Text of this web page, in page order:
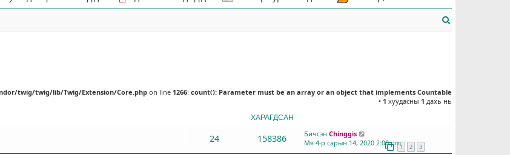
twig/twig/lib/Twig/Extension/Core.php on line 1266: count(): Parameter must be an array or an object that implements Countable
• 1 хуудасны 1 дахь нь
ХАРАГДСАН
1 2 3
24 158386 Бичсэн Chinggis
Мя 4-р сарын 14, 2020 2:00 pm